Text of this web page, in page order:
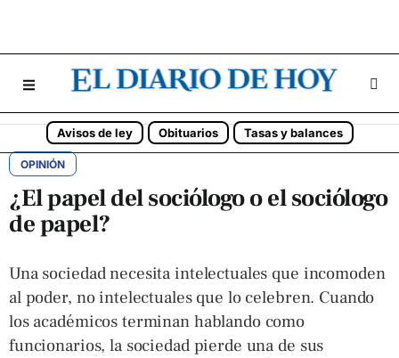
Avisos de ley Obituarios Tasas y balances
OPINIÓN
¿El papel del sociólogo o el sociólogo
de papel?
Una sociedad necesita intelectuales que incomoden
al poder, no intelectuales que lo celebren. Cuando
los académicos terminan hablando como
funcionarios, la sociedad pierde una de sus